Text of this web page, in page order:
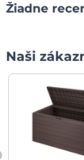
Žiadne
Naši